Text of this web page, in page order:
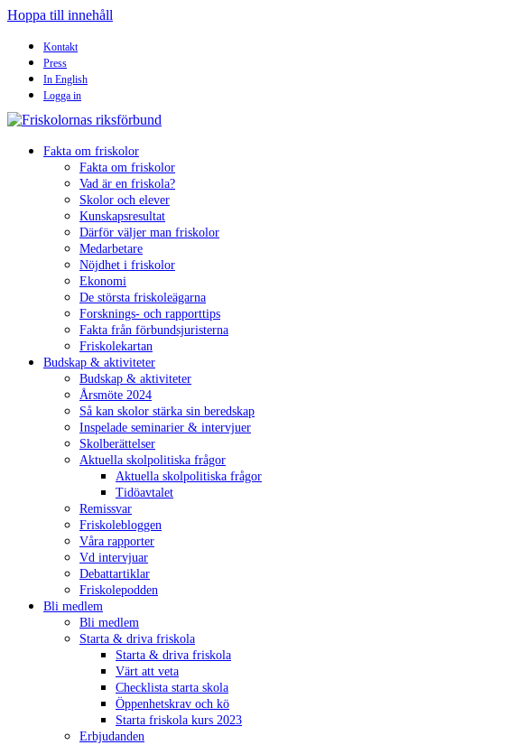
Hoppa till innehåll
Kontakt
Press
In English
Logga in
Fakta om friskolor
Fakta om friskolor
Vad är en friskola?
Skolor och elever
Kunskapsresultat
Därför väljer man friskolor
Medarbetare
Nöjdhet i friskolor
Ekonomi
De största friskoleägarna
Forsknings- och rapporttips
Fakta från förbundsjuristerna
Friskolekartan
Budskap & aktiviteter
Budskap & aktiviteter
Årsmöte 2024
Så kan skolor stärka sin beredskap
Inspelade seminarier & intervjuer
Skolberättelser
Aktuella skolpolitiska frågor
Aktuella skolpolitiska frågor
Tidöavtalet
Remissvar
Friskolebloggen
Våra rapporter
Vd intervjuar
Debattartiklar
Friskolepodden
Bli medlem
Bli medlem
Starta & driva friskola
Starta & driva friskola
Värt att veta
Checklista starta skola
Öppenhetskrav och kö
Starta friskola kurs 2023
Erbjudanden